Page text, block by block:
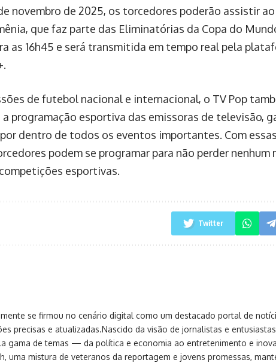
novembro de 2025, os torcedores poderão assistir
que faz parte das Eliminatórias da Copa do
as 16h45 e será transmitida em tempo real pela
de futebol nacional e internacional, o TV Pop
programação esportiva das emissoras de televisão,
dentro de todos os eventos importantes. Com essas
podem se programar para não perder nenhum
esportivas.
Twitter
se firmou no cenário digital como um destacado portal de
precisas e atualizadas.Nascido da visão de jornalistas e
gama de temas — da política e economia ao entretenimento e
uma mistura de veteranos da reportagem e jovens promessas,